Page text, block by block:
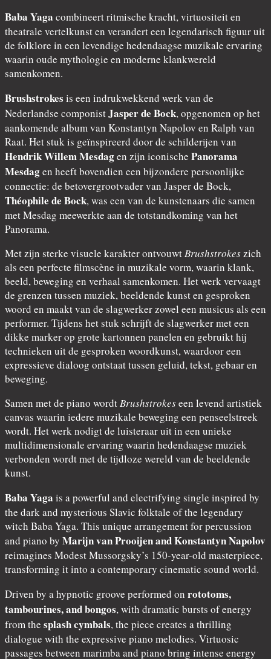
Baba Yaga combineert ritmische kracht, virtuositeit en
theatrale vertelkunst en verandert een legendarisch figuur uit
de folklore in een levendige hedendaagse muzikale ervaring
waarin oude mythologie en moderne klankwereld
samenkomen.
Brushstrokes is een indrukwekkend werk van de
Nederlandse componistJasper de Bock, opgenomen op het
aankomende album van Konstantyn Napolov en Ralph van
Raat. Het stuk is geïnspireerd door de schilderijen van
Hendrik Willem Mesdagen zijn iconische Panorama
Mesdagen heeft bovendien een bijzondere persoonlijke
connectie: de betovergrootvader van Jasper de Bock,
Théophile de Bock, was een van de kunstenaars die samen
met Mesdag meewerkte aan de totstandkoming van het
Panorama.
Met zijn sterke visuele karakter ontvouwtBrushstrokeszich
als een perfecte filmscène in muzikale vorm, waarin klank,
beeld, beweging en verhaal samenkomen. Het werk vervaagt
de grenzen tussen muziek, beeldende kunst en gesproken
woord en maakt van de slagwerker zowel een musicus als een
performer. Tijdens het stuk schrijft de slagwerker met een
dikke marker op grote kartonnen panelen en gebruikt hij
technieken uit de gesproken woordkunst, waardoor een
expressieve dialoog ontstaat tussen geluid, tekst, gebaar en
beweging.
Samen met de piano wordtBrushstrokeseen levend artistiek
canvas waarin iedere muzikale beweging een penseelstreek
wordt. Het werk nodigt de luisteraar uit in een unieke
multidimensionale ervaring waarin hedendaagse muziek
verbonden wordt met de tijdloze wereld van de beeldende
kunst.
Baba Yaga is a powerful and electrifying single inspired by
the dark and mysterious Slavic folktale of the legendary
witch Baba Yaga. This unique arrangement for percussion
and piano by Marijn van Prooijen and Konstantyn Napolov
reimagines Modest Mussorgsky’s 150-year-old masterpiece,
transforming it into a contemporary cinematic sound world.
Driven by a hypnotic groove performed on rototoms,
tambourines, and bongos, with dramatic bursts of energy
from the splash cymbals, the piece creates a thrilling
dialogue with the expressive piano melodies. Virtuosic
passages between marimba and piano bring intense energy